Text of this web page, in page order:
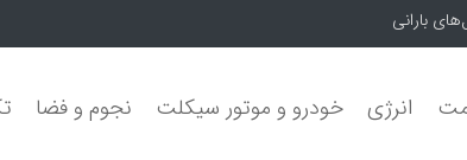
بارانی
انرژی خودرو و موتور سیکلت نجوم و فضا